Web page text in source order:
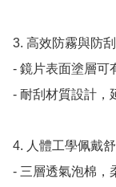
3. 高效防霧與防
- 鏡片表面塗層可
- 耐刮材質設計，
4. 人體工學佩戴
- 三層透氣泡棉，